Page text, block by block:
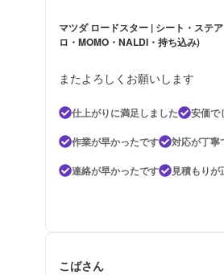
マツダ ロードスター | シート・ステ
ロ・MOMO・NALDI・持ち込み)
またよろしくお願いします
仕上がりに満足しました
安価で
作業が早かったです
対応が丁寧
連絡が早かったです
見積もりが
こばさん